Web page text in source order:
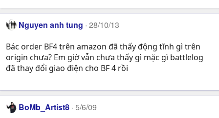
Nguyen anh tung 28/10/13
Bác order BF4 trên amazon đã thấy động tĩnh gì trên
origin chưa? Em giờ vẫn chưa thấy gì mặc gì battlelog
đã thay đổi giao điện cho BF 4 rồi
BoMb_Artist8 5/6/09